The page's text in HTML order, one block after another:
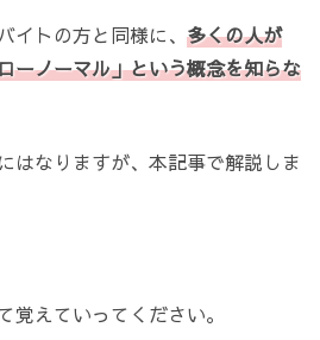
イトの方と同様に、 多くの人が
ーノーマル」という概念を知らな
はなりますが、本記事で解説しま
覚えていってください。